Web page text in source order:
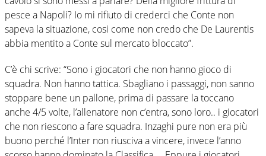
pesce a Napoli? Io mi rifiuto di crederci che Conte non
sapeva la situazione, cosi come non credo che De Laurentis
abbia mentito a Conte sul mercato bloccato”.
C’è chi scrive: “Sono i giocatori che non hanno gioco di
squadra. Non hanno tattica. Sbagliano i passaggi, non sanno
stoppare bene un pallone, prima di passare la toccano
anche 4/5 volte, l’allenatore non c’entra, sono loro.. i giocatori
che non riescono a fare squadra. Inzaghi pure non era più
buono perché l’Inter non riusciva a vincere, invece l’anno